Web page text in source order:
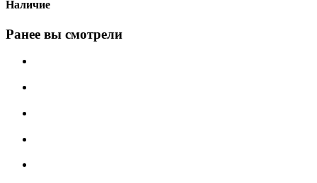
Наличие
Ранее вы смотрели